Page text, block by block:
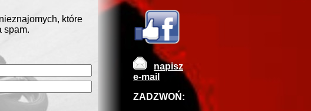
które
spam.
napisz
e-mail
ZADZWOŃ: